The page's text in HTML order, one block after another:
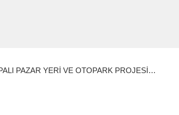
PAZAR YERİ VE OTOPARK PROJESİ…